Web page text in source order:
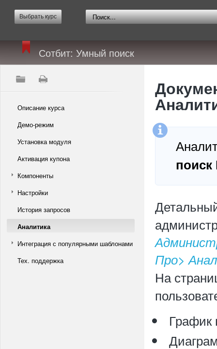
Выбрать курс
Сотбит: Умный поиск
Описание курса
Демо-режим
Установка модуля
Активация купона
Компоненты
Настройки
История запросов
Аналитика
Интеграция с популярными шаблонами
Тех. поддержка
Про>
На
График